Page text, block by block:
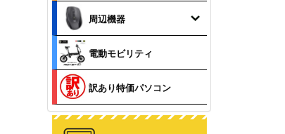
周辺機器
電動モビリティ
訳あり特価パソコン